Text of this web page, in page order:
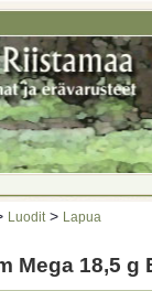
Luodit > Lapua
Mega 18,5 g